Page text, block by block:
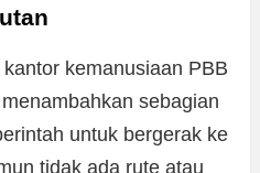
kemanusiaan PBB
sebagian
untuk bergerak ke
tidak ada rute atau